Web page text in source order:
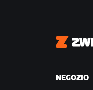
Zwift
NEGOZIO